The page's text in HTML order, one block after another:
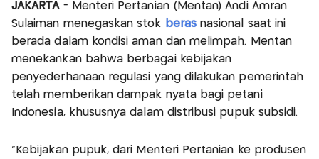
JAKARTA - Menteri Pertanian (Mentan) Andi Amran
Sulaiman menegaskan stok berasnasional saat ini
berada dalam kondisi aman dan melimpah. Mentan
menekankan bahwa berbagai kebijakan
penyederhanaan regulasi yang dilakukan pemerintah
telah memberikan dampak nyata bagi petani
Indonesia, khususnya dalam distribusi pupuk subsidi.
“Kebijakan pupuk, dari Menteri Pertanian ke produsen